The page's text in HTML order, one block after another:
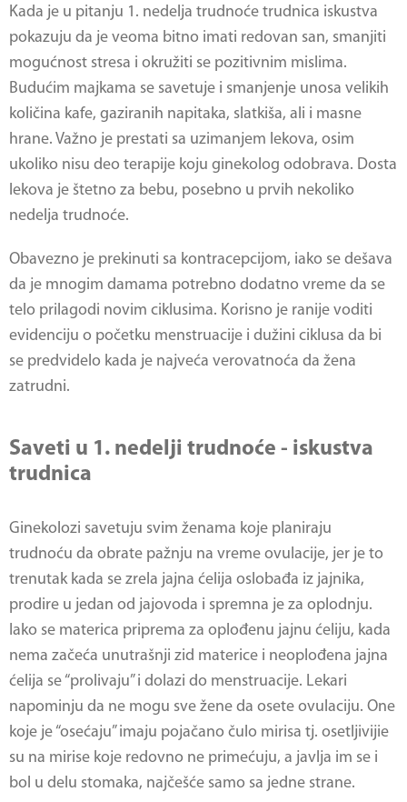
Kada je u pitanju 1. nedelja trudnoće trudnica iskustva
pokazuju da je veoma bitno imati redovan san, smanjiti
mogućnost stresa i okružiti se pozitivnim mislima.
Budućim majkama se savetuje i smanjenje unosa velikih
količina kafe, gaziranih napitaka, slatkiša, ali i masne
hrane. Važno je prestati sa uzimanjem lekova, osim
ukoliko nisu deo terapije koju ginekolog odobrava. Dosta
lekova je štetno za bebu, posebno u prvih nekoliko
nedelja trudnoće.
Obavezno je prekinuti sa kontracepcijom, iako se dešava
da je mnogim damama potrebno dodatno vreme da se
telo prilagodi novim ciklusima. Korisno je ranije voditi
evidenciju o početku menstruacije i dužini ciklusa da bi
se predvidelo kada je najveća verovatnoća da žena
zatrudni.
Saveti u 1. nedelji trudnoće - iskustva
trudnica
Ginekolozi savetuju svim ženama koje planiraju
trudnoću da obrate pažnju na vreme ovulacije, jer je to
trenutak kada se zrela jajna ćelija oslobađa iz jajnika,
prodire u jedan od jajovoda i spremna je za oplodnju.
Iako se materica priprema za oplođenu jajnu ćeliju, kada
nema začeća unutrašnji zid materice i neoplođena jajna
ćelija se “prolivaju” i dolazi do menstruacije. Lekari
napominju da ne mogu sve žene da osete ovulaciju. One
koje je “osećaju” imaju pojačano čulo mirisa tj. osetljivijie
su na mirise koje redovno ne primećuju, a javlja im se i
bol u delu stomaka, najčešće samo sa jedne strane.